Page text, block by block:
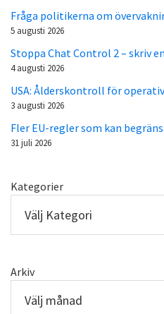
Fråga politikerna om
5 augusti 2026
Stoppa Chat Control 2 – skriv
4 augusti 2026
USA: Ålderskontroll för
3 augusti 2026
Fler EU-regler som kan
31 juli 2026
Kategorier
Arkiv